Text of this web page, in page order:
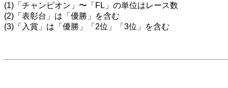
(1)「チャンピオン」〜「FL」の単位はレース数
(2)「表彰台」は「優勝」を含む
(3)「入賞」は「優勝」「2位」「3位」を含む